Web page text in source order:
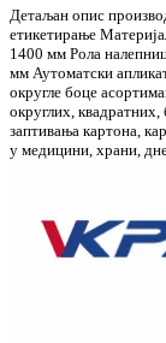
Детаљан опис
етикетирање
1400 мм Рола
мм Аутоматски
округле боце
округлих, квадратних,
заптивања картона,
у медицини, храни,